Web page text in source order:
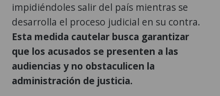
impidiéndoles salir del país mientras se
desarrolla el proceso judicial en su contra.
Esta medida cautelar busca garantizar
que los acusados se presenten a las
audiencias y no obstaculicen la
administración de justicia.